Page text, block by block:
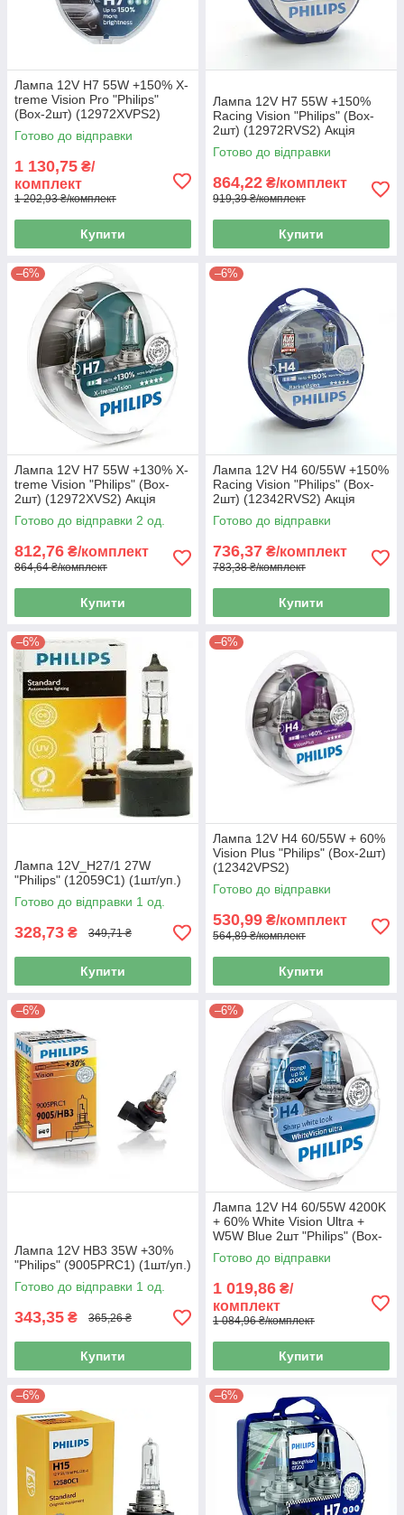
Лампа 12V H7 55W +150% X-
treme Vision Pro "Philips"
(Box-2шт) (12972XVPS2)
Готово до відправки
1 130,75 ₴/
комплект
1 202,93 ₴/комплект
Купити
Лампа 12V H7 55W +150%
Racing Vision "Philips" (Box-
2шт) (12972RVS2) Акція
Готово до відправки
864,22 ₴/комплект
919,39 ₴/комплект
Купити
–6%
Лампа 12V H7 55W +130% X-
treme Vision "Philips" (Box-
2шт) (12972XVS2) Акція
Готово до відправки 2 од.
812,76 ₴/комплект
864,64 ₴/комплект
Купити
–6%
Лампа 12V H4 60/55W +150%
Racing Vision "Philips" (Box-
2шт) (12342RVS2) Акція
Готово до відправки
736,37 ₴/комплект
783,38 ₴/комплект
Купити
–6%
Лампа 12V_H27/1 27W
"Philips" (12059C1) (1шт/уп.)
Готово до відправки 1 од.
328,73 ₴ 349,71 ₴
Купити
–6%
Лампа 12V H4 60/55W + 60%
Vision Plus "Philips" (Box-2шт)
(12342VPS2)
Готово до відправки
530,99 ₴/комплект
564,89 ₴/комплект
Купити
–6%
Лампа 12V HB3 35W +30%
"Philips" (9005PRC1) (1шт/уп.)
Готово до відправки 1 од.
343,35 ₴ 365,26 ₴
Купити
–6%
Лампа 12V H4 60/55W 4200K
+ 60% White Vision Ultra +
W5W Blue 2шт "Philips" (Box-
2шт) (12342WVUSM)
Готово до відправки
1 019,86 ₴/
комплект
1 084,96 ₴/комплект
Купити
–6% –6%